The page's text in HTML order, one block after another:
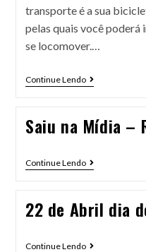
transporte é a sua
pelas quais você poderá
se locomover.…
Continue Lendo
Saiu na Mídia –
Continue Lendo
22 de Abril dia
Continue Lendo